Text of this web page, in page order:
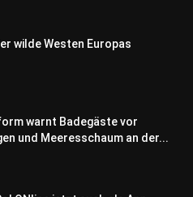
wilde Westen Europas
warnt Badegäste vor
und Meeresschaum an der...